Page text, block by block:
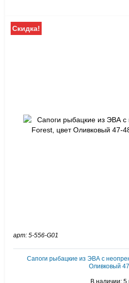
Скидка!
арт: 5-556-G01
Cапоги рыбацкие из ЭВА с
Оливковый
В наличии: 5